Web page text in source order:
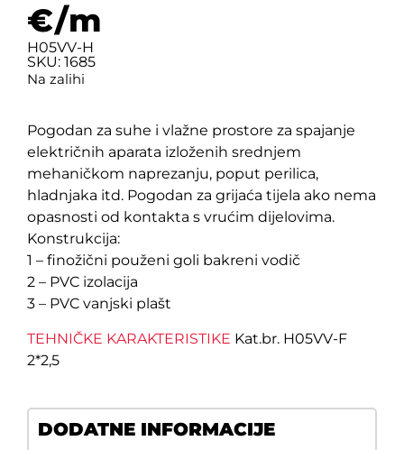
€/m
H05VV-H
SKU: 1685
Na zalihi
Pogodan za suhe i vlažne prostore za spajanje
električnih aparata izloženih srednjem
mehaničkom naprezanju, poput perilica,
hladnjaka itd. Pogodan za grijaća tijela ako nema
opasnosti od kontakta s vrućim dijelovima.
Konstrukcija:
1 – finožični použeni goli bakreni vodič
2 – PVC izolacija
3 – PVC vanjski plašt
TEHNIČKE KARAKTERISTIKE Kat.br. H05VV-F
2*2,5
DODATNE INFORMACIJE